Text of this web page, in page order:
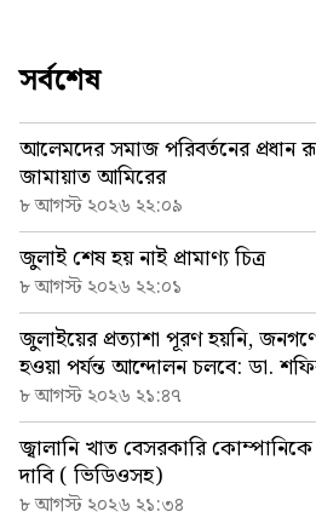
সর্বশেষ
আলেমদের সমাজ পরিবর্তনের প্রধান
জামায়াত আমিরের
৮ আগস্ট ২০২৬ ২২:০৯
জুলাই শেষ হয় নাই প্রামাণ্য চিত্র
৮ আগস্ট ২০২৬ ২২:০১
জুলাইয়ের প্রত্যাশা পূরণ হয়নি,
হওয়া পর্যন্ত আন্দোলন চলবে: ডা.
৮ আগস্ট ২০২৬ ২১:৪৭
জ্বালানি খাত বেসরকারি
দাবি ( ভিডিওসহ)
৮ আগস্ট ২০২৬ ২১:৩৪